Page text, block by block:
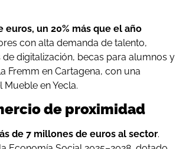
un 20% más que el año
con alta demanda de talento,
digitalización, becas para alumnos y
Fremm en Cartagena, con una
en Yecla.
de proximidad
de 7 millones de euros al sector.